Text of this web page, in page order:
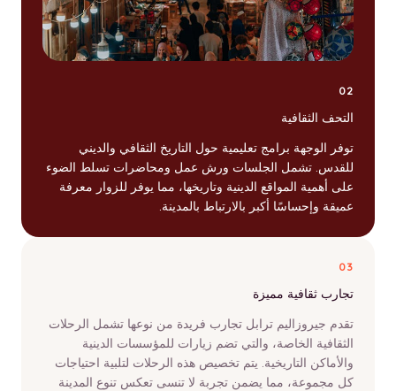
02
التحف الثقافية
توفر الوجهة برامج تعليمية حول التاريخ الثقافي والديني
للقدس. تشمل الجلسات ورش عمل ومحاضرات تسلط الضوء
على أهمية المواقع الدينية وتاريخها، مما يوفر للزوار معرفة
عميقة وإحساسًا أكبر بالارتباط بالمدينة.
03
تجارب ثقافية مميزة
تقدم جيروزاليم ترابل تجارب فريدة من نوعها تشمل الرحلات
الثقافية الخاصة، والتي تضم زيارات للمؤسسات الدينية
والأماكن التاريخية. يتم تخصيص هذه الرحلات لتلبية احتياجات
كل مجموعة، مما يضمن تجربة لا تنسى تعكس تنوع المدينة